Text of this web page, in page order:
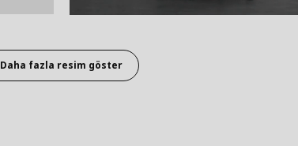
Daha fazla resim göster